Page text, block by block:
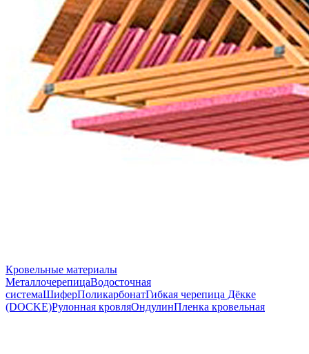
Кровельные материалы
МеталлочерепицаВодосточная
системаШиферПоликарбонатГибкая черепица Дёкке
(DOCKE)Рулонная кровляОндулинПленка кровельная